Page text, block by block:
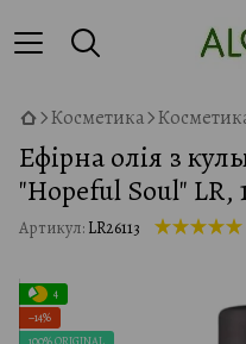
Косметика
Ефірна олія з
"Hopeful Soul" LR,
Артикул: LR26113
4
−14%